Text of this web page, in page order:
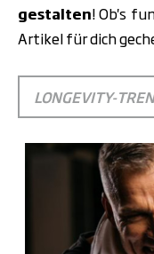
gestalten! Ob's
Artikel für dich
LONGEVITY-